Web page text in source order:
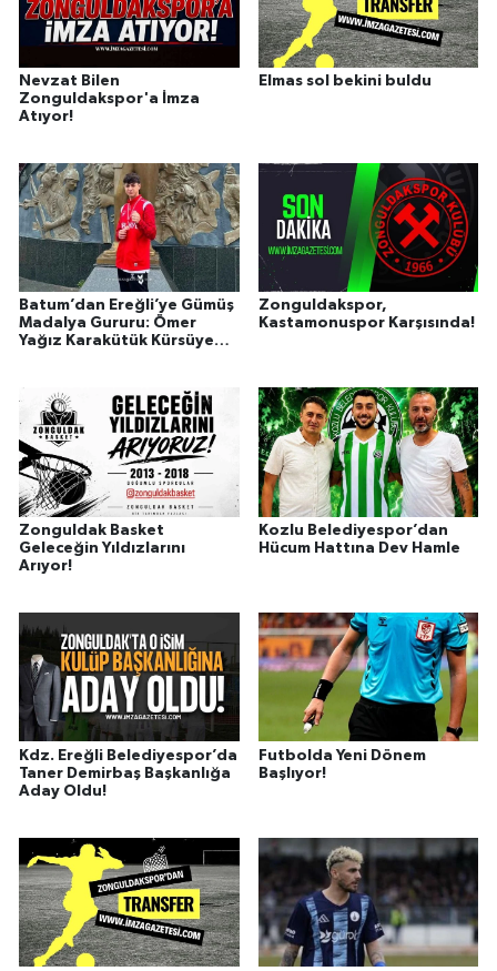
Nevzat Bilen
Zonguldakspor'a İmza
Atıyor!
Elmas sol bekini buldu
Batum’dan Ereğli’ye Gümüş
Madalya Gururu: Ömer
Yağız Karakütük Kürsüye
Zonguldakspor,
Kastamonuspor Karşısında!
Zonguldak Basket
Geleceğin Yıldızlarını
Arıyor!
Kozlu Belediyespor’dan
Hücum Hattına Dev Hamle
Kdz. Ereğli Belediyespor’da
Taner Demirbaş Başkanlığa
Aday Oldu!
Futbolda Yeni Dönem
Başlıyor!